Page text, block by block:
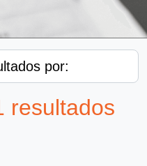
por:
resultados